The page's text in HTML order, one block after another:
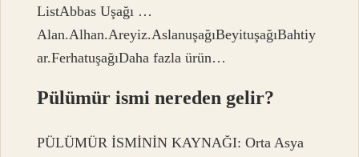
ListAbbas Uşağı …
Alan.Alhan.Areyiz.AslanuşağıBeyituşağıBahtiy
ar.FerhatuşağıDaha fazla ürün…
Pülümür ismi nereden gelir?
PÜLÜMÜR İSMİNİN KAYNAĞI: Orta Asya